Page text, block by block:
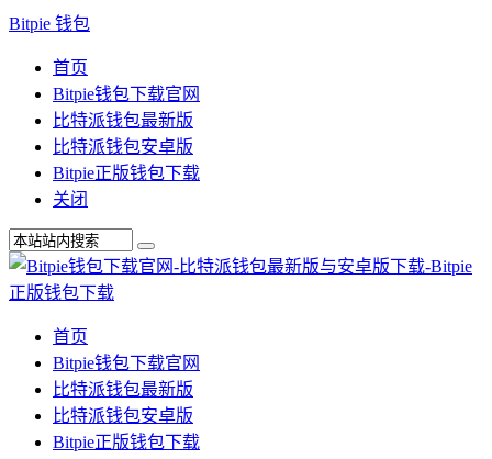
Bitpie 钱包
首页
Bitpie钱包下载官网
比特派钱包最新版
比特派钱包安卓版
Bitpie正版钱包下载
关闭
首页
Bitpie钱包下载官网
比特派钱包最新版
比特派钱包安卓版
Bitpie正版钱包下载